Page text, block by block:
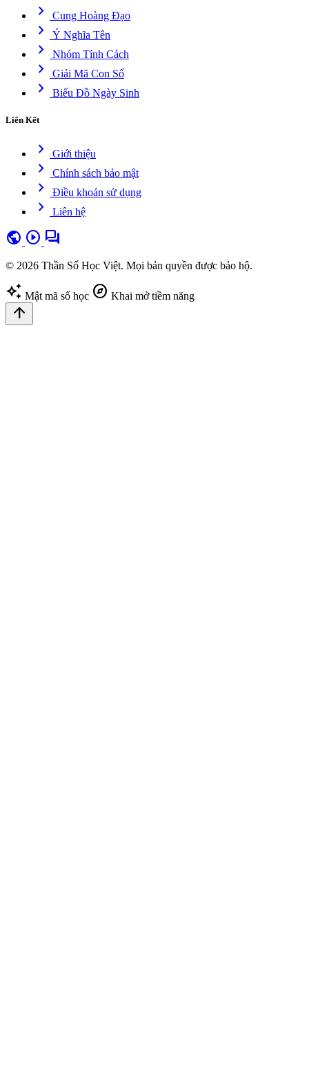
chevron_right Cung Hoàng Đạo
chevron_right Ý Nghĩa Tên
chevron_right Nhóm Tính Cách
chevron_right Giải Mã Con Số
chevron_right Biểu Đồ Ngày Sinh
Liên Kết
chevron_right Giới thiệu
chevron_right Chính sách bảo mật
chevron_right Điều khoản sử dụng
chevron_right Liên hệ
public play_circle forum
© 2026 Thần Số Học Việt. Mọi bản quyền được bảo hộ.
auto_awesome Mật mã số học explore Khai mở tiềm năng
arrow_upward